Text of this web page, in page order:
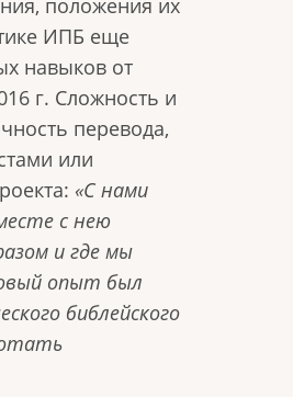
положения их
ИПБ еще
навыков от
г. Сложность и
перевода,
или
«С нами
с нею
и где мы
опыт был
библейского